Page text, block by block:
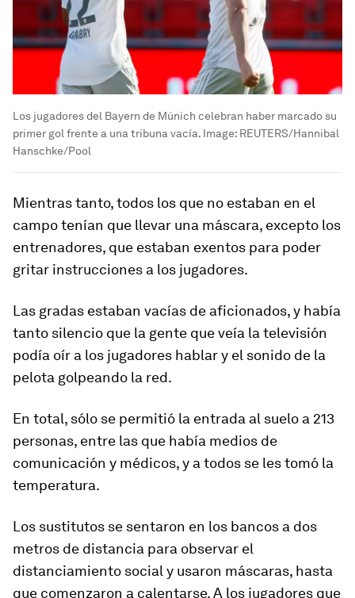
Los jugadores del Bayern de Múnich celebran haber marcado su
primer gol frente a una tribuna vacía. Image: REUTERS/Hannibal
Hanschke/Pool
Mientras tanto, todos los que no estaban en el
campo tenían que llevar una máscara, excepto los
entrenadores, que estaban exentos para poder
gritar instrucciones a los jugadores.
Las gradas estaban vacías de aficionados, y había
tanto silencio que la gente que veía la televisión
podía oír a los jugadores hablar y el sonido de la
pelota golpeando la red.
En total, sólo se permitió la entrada al suelo a 213
personas, entre las que había medios de
comunicación y médicos, y a todos se les tomó la
temperatura.
Los sustitutos se sentaron en los bancos a dos
metros de distancia para observar el
distanciamiento social y usaron máscaras, hasta
que comenzaron a calentarse. A los jugadores que